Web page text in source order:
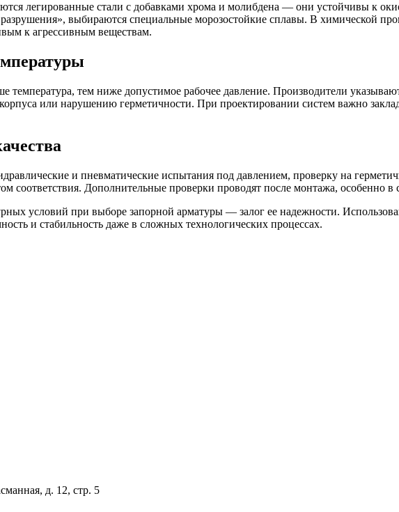
легированные стали с добавками хрома и молибдена — они устойчивы к
выбираются специальные морозостойкие сплавы. В химической
к агрессивным веществам.
температура, тем ниже допустимое рабочее давление. Производители
или нарушению герметичности. При проектировании систем важно
и пневматические испытания под давлением, проверку на
соответствия. Дополнительные проверки проводят после монтажа, особенно
условий при выборе запорной арматуры — залог ее надежности.
и стабильность даже в сложных технологических процессах.
д. 12, стр. 5